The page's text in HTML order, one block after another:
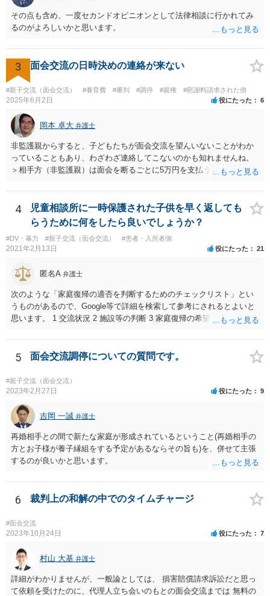
その点も含め、一度セカンドオピニオンとして法律相談に行かれてみ
るのがよろしいかと思います。
3 面会交流の日時決めの連絡が来ない
#親子交流（面会交流） #養育費 #審判 #調停 #親権 #慰謝料請求された側
2025年6月2日 役にたった 6
岡本 卓大 弁護士
非監護親からすると、子どもたちが面会交流を望んいないことがわか
っていることもあり、わざわざ連絡してこないのかも知れませんね。
＞相手方（非監護親）は面会を断るごとに5万円を支払うことを取決め
当に何が何でも面会交流したい（子どもたちと会いたい）と言うより
は、あなたに対する嫌がらせだった可能性もあるように思います（そ
ういう男はDV・虐待系の男には珍しくありません。）。 面会交流とは
親の権利ではなく、『子どものため』のものです。 子どもたちの年齢
（自分の気持ちを言える年齢）を考えても、無理に面会交流をする必
要もありません。 相手から面会交流を行うことについての申し出があ
ったときに対応すれば十分だと思います。 仮に相手から、面会交流さ
せなかった（連絡をしてこなかった）と慰謝料請求してきたとして
も、そのような請求は、まず認められません。 ご心配であれば、審判
書を持参して、お近くの弁護士に法律相談してみてください。
4
児童相談所に一時保護された子供を早く返しても
らうために何をしたら良いでしょうか？
#DV・暴力 #親子交流（面会交流） #患者・入所者側
2021年2月13日 役にたった 21
匿名A 弁護士
次のような「家庭復帰の適否を判断するためのチェックリスト」とい
うものがあるので、Google等で詳細を検索して参考にされるとよいと
思います。 1 交流状況 2 施設等の判断 3 家庭復帰の希望 4 保護者への
能力 8 引取りの希望 9 虐待の事実を認めていること 10 子どもの立場
に立った見方 11 衝動のコントロール 12 精神的安定 13 養育の知識・
技術 14 関係機関への援助、関係構築の意思 15 地域、近隣における孤
立、トラブル 16 親族との関係 17 生活基盤の安定 18 子どもの心理的
居場所 19 地域の受入れ体制 20 地域の支援機能 お母様が別居して引き
取るプランは、児童相談所側からすると、17・18あたりでネガティブ
に捉えられる可能性がありますので、たとえば、あなた自身が安定し
た収入を有し、かつ、親族等の手厚い援助が得られ、お父様の影響を
排除できることを示さないかぎりはなかなか認められないように思わ
れます。 児童相談所の担当者は、中には問題のあるかたもいるかもし
れませんが、基本的には子どもの立場に立って動こうとされているか
ネガティブな評価を付けられるので、家庭復帰の可能性をどんどん狭
5 面会交流調停についての質問です。
#親子交流（面会交流）
2023年2月27日 役にたった 9
吉岡 一誠 弁護士
再婚相手との間で新たな家庭が形成されているということ(再婚相手の
方とお子様が養子縁組をする予定があるならその旨も)を、併せて主張
するのが良いかと思います。
6 裁判上の和解の中でのタイムチャージ
#面会交流
2023年10月24日 役にたった 7
村山 大基 弁護士
詳細がわかりませんが、一般論としては、 損害賠償請求訴訟だと思っ
て依頼を受けたのに、代理人立ち会いのもとの面会交流までは 無料の